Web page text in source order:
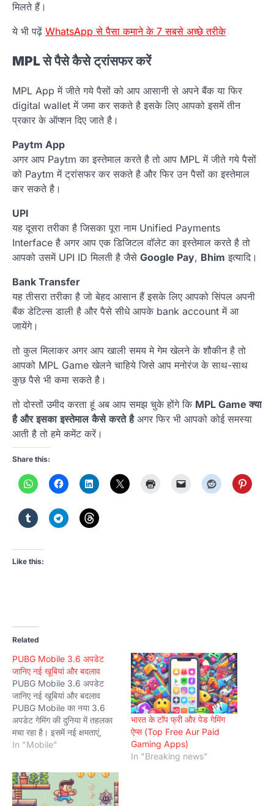
मिलते हैं।
ये भी पढ़ें WhatsApp से पैसा कमाने के 7 सबसे अच्छे तरीके
MPLसे पैसे कैसे ट्रांसफर करें
MPL App में जीते गये पैसों को आप आसानी से अपने बैंक या फिर
digital wallet में जमा कर सकते है इसके लिए आपको इसमें तीन
प्रकार के ऑप्शन दिए जाते है।
Paytm App
अगर आप Paytm का इस्तेमाल करते है तो आप MPL में जीते गये पैसों
को Paytm में ट्रांसफर कर सकते है और फिर उन पैसों का इस्तेमाल
कर सकते है।
UPI
यह दूसरा तरीका है जिसका पूरा नाम Unified Payments
Interface है अगर आप एक डिजिटल वॉलेट का इस्तेमाल करते है तो
आपको उसमें UPI ID मिलती है जैसे Google Pay, Bhim इत्यादि।
Bank Transfer
यह तीसरा तरीका है जो बेहद आसान हैं इसके लिए आपको सिंपल अपनी
बैंक डेटिल्स डाली है और पैसे सीधे आपके bank account में आ
जायेंगे।
तो कुल मिलाकर अगर आप खाली समय मे गेम खेलने के शौकीन है तो
आपको MPL Game खेलने चाहिये जिसे आप मनोरंज के साथ-साथ
कुछ पैसे भी कमा सकते है।
तो दोस्तों उमीद करता हूं अब आप समझ चुके होंगे कि MPL Gameक्या
है और इसका इस्तेमाल कैसे करते हैअगर फिर भी आपको कोई समस्या
आती है तो हमे कमेंट करें।
Share this:
Like this:
Related
PUBG Mobile 3.6 अपडेट
जानिए नई खूबियां और बदलाव
PUBG Mobile 3.6 अपडेट
जानिए नई खूबियां और बदलाव
PUBG Mobile का नया 3.6
अपडेट गेमिंग की दुनिया में तहलका
मचा रहा है। इसमें नई क्षमताएं,
फीचर्स और शानदार बदलाव जोड़े गए
PUBG Mobile के फैन हैं, तो…
In "Mobile"
भारत के टॉप फ्री और पेड गेमिंग
ऐप्स (Top Free Aur Paid
Gaming Apps)
In "Breaking news"